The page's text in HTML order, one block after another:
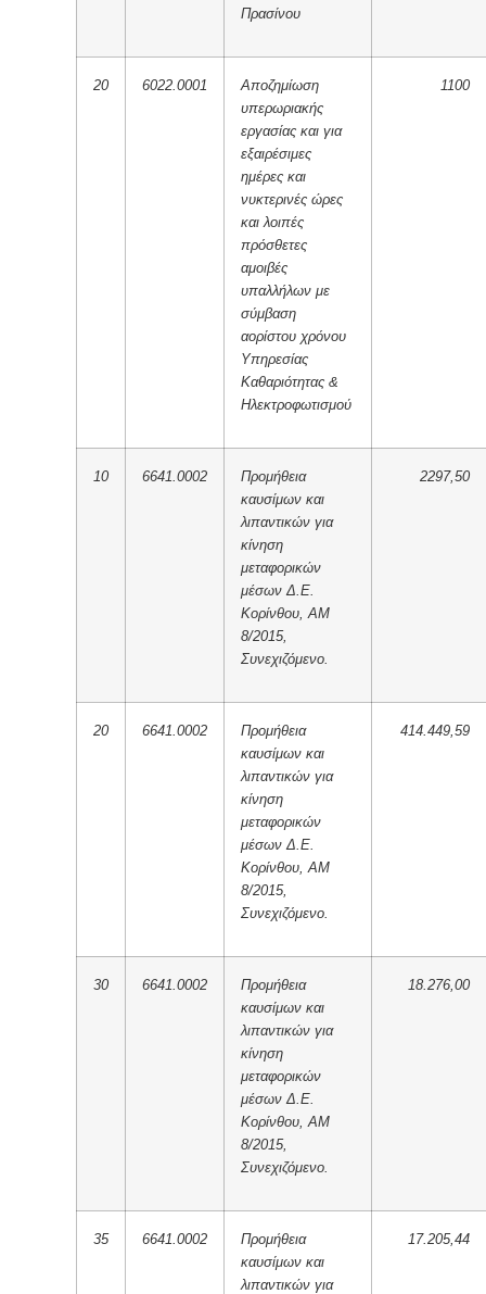
Πρασίνου
20 6022.0001
Αποζημίωση
υπερωριακής
εργασίας και για
εξαιρέσιμες
ημέρες και
νυκτερινές ώρες
και λοιπές
πρόσθετες
αμοιβές
υπαλλήλων με
σύμβαση
αορίστου χρόνου
Υπηρεσίας
Καθαριότητας &
Ηλεκτροφωτισμού
1100
10 6641.0002
Προμήθεια
καυσίμων και
λιπαντικών για
κίνηση
μεταφορικών
μέσων Δ.Ε.
Κορίνθου, ΑΜ
8/2015,
Συνεχιζόμενο.
2297,50
20 6641.0002
Προμήθεια
καυσίμων και
λιπαντικών για
κίνηση
μεταφορικών
μέσων Δ.Ε.
Κορίνθου, ΑΜ
8/2015,
Συνεχιζόμενο.
414.449,59
30 6641.0002
Προμήθεια
καυσίμων και
λιπαντικών για
κίνηση
μεταφορικών
μέσων Δ.Ε.
Κορίνθου, ΑΜ
8/2015,
Συνεχιζόμενο.
18.276,00
35 6641.0002
Προμήθεια
καυσίμων και
λιπαντικών για
17.205,44